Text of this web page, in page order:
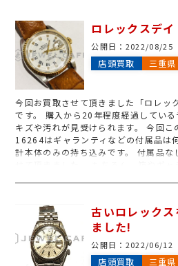
いお品物、使い込んだお品物が思わぬ
す。まずはお気軽に査定にお越しくだ
ャストを売るなら是非ジュエルカフェへ!
ロレックスデ
公開日： 2022/08/25
店頭買取 三重県
今回お買取させて頂きました「ロレッ
です。 購入から20年程度経過している
キズや汚れが見受けられます。 今回こ
16264はギャランティなどの付属品は
計本体のみの持ち込みです。 付属品な
せて頂きました。 もちろん、箱やギ
属品がございましたら一緒お持ち下
す。 もちろん、付属品なしでも大歓迎
たロレックスもお買取しております。
ックス、一度ご確認してみて下さい。
古いロレック
ました!
公開日： 2022/06/12
店頭買取 三重県